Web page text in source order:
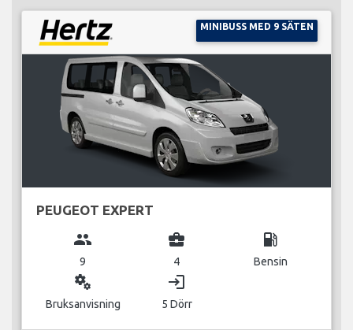
MINIBUSS MED 9 SÄTEN
PEUGEOT EXPERT
group
9
business_center
4
local_gas_station
Bensin
miscellaneous_services
Bruksanvisning
login
5 Dörr